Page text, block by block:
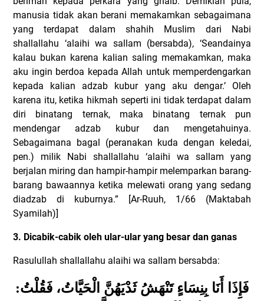
manusia tidak akan berani memakamkan sebagaimana
yang terdapat dalam shahih Muslim dari Nabi
shallallahu ‘alaihi wa sallam (bersabda), ‘Seandainya
kalau bukan karena kalian saling memakamkan, maka
aku ingin berdoa kepada Allah untuk memperdengarkan
kepada kalian adzab kubur yang aku dengar.’ Oleh
karena itu, ketika hikmah seperti ini tidak terdapat dalam
diri binatang ternak, maka binatang ternak pun
mendengar adzab kubur dan mengetahuinya.
Sebagaimana bagal (peranakan kuda dengan keledai,
pen.) milik Nabi shallallahu ‘alaihi wa sallam yang
berjalan miring dan hampir-hampir melemparkan barang-
barang bawaannya ketika melewati orang yang sedang
diadzab di kuburnya.” [Ar-Ruuh, 1/66 (Maktabah
Syamilah)]
3. Dicabik-cabik oleh ular-ular yang besar dan ganas
Rasulullah shallallahu alaihi wa sallam bersabda:
فَإِذَا أَنَا بِنِسَاءٍ تَنْهَشُ ثَدْيَهُنَّ الْحَيَّاتُ، فَقُلْتُ: